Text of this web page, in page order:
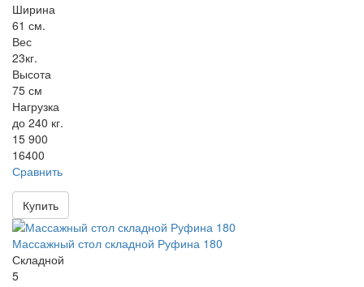
Ширина
61 см.
Вес
23кг.
Высота
75 см
Нагрузка
до 240 кг.
15 900
16400
Сравнить
Купить
Массажный стол складной Руфина 180
Складной
5